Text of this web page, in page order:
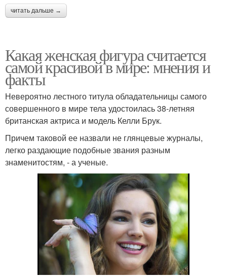
читать дальше →
Какая женская фигура считается
самой красивой в мире: мнения и
факты
Невероятно лестного титула обладательницы самого
совершенного в мире тела удостоилась 38-летняя
британская актриса и модель Келли Брук.
Причем таковой ее назвали не глянцевые журналы,
легко раздающие подобные звания разным
знаменитостям, - а ученые.